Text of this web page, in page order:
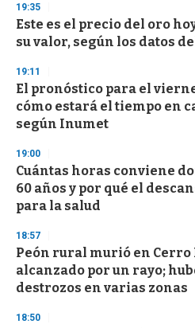
n
d
19:35
Este es el precio del oro
su valor, según los datos
19:11
El pronóstico para el
cómo estará el tiempo en
según Inumet
19:00
Cuántas horas conviene
60 años y por qué el
para la salud
18:57
Peón rural murió en Cerro
alcanzado por un rayo;
destrozos en varias zonas
18:50